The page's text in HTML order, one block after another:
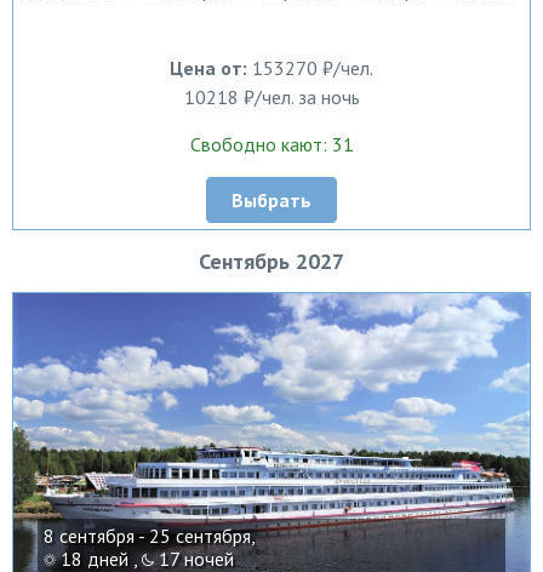
Цена от: 153270 ₽/чел.
10218 ₽/чел. за ночь
Свободно кают: 31
Выбрать
Сентябрь 2027
8 сентября - 25 сентября,
18 дней , 17 ночей